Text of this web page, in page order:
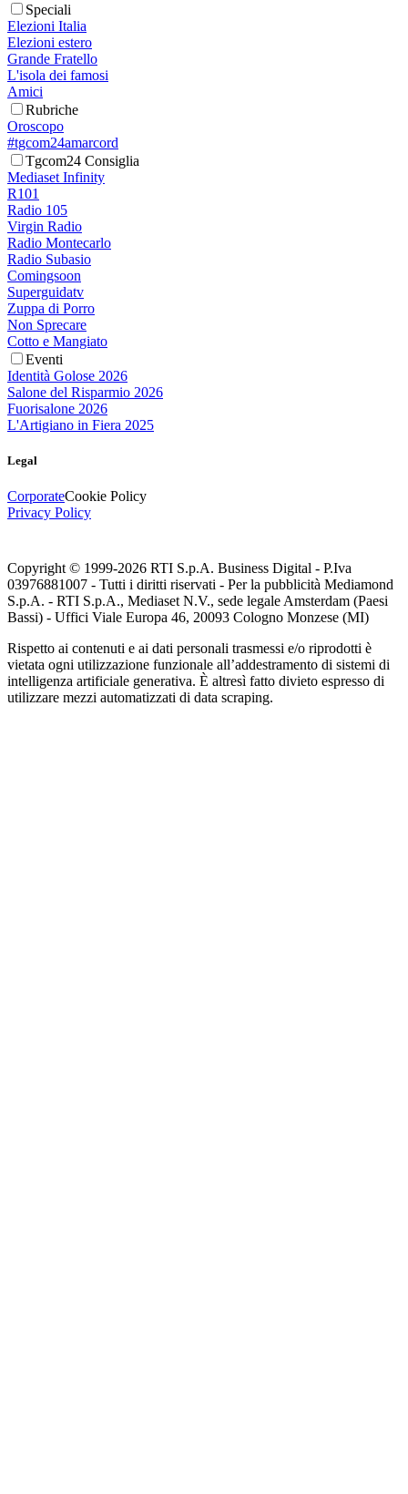
Speciali
Elezioni Italia
Elezioni estero
Grande Fratello
L'isola dei famosi
Amici
Rubriche
Oroscopo
#tgcom24amarcord
Tgcom24 Consiglia
Mediaset Infinity
R101
Radio 105
Virgin Radio
Radio Montecarlo
Radio Subasio
Comingsoon
Superguidatv
Zuppa di Porro
Non Sprecare
Cotto e Mangiato
Eventi
Identità Golose 2026
Salone del Risparmio 2026
Fuorisalone 2026
L'Artigiano in Fiera 2025
Legal
CorporateCookie Policy
Privacy Policy
Copyright © 1999-2026 RTI S.p.A. Business Digital - P.Iva
03976881007 - Tutti i diritti riservati - Per la pubblicità Mediamond
S.p.A. - RTI S.p.A., Mediaset N.V., sede legale Amsterdam (Paesi
Bassi) - Uffici Viale Europa 46, 20093 Cologno Monzese (MI)
Rispetto ai contenuti e ai dati personali trasmessi e/o riprodotti è
vietata ogni utilizzazione funzionale all’addestramento di sistemi di
intelligenza artificiale generativa. È altresì fatto divieto espresso di
utilizzare mezzi automatizzati di data scraping.